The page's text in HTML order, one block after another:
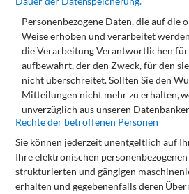
Personenbezogene Daten, die auf die
Weise erhoben und verarbeitet
die Verarbeitung Verantwortlichen
aufbewahrt, der den Zweck, für den
nicht überschreitet.Sollten Sieden
Mitteilungen nicht mehrzu erhalten,
unverzüglich aus unseren
Rechteder betroffenen Personen
Sie können jederzeit unentgeltlich auf
Ihre elektronischen
strukturierten und gängigen
erhalten und gegebenenfallsderen